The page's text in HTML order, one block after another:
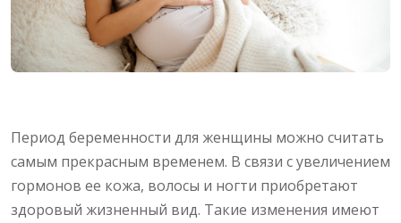
Период беременности для женщины можно считать
самым прекрасным временем. В связи с увеличением
гормонов ее кожа, волосы и ногти приобретают
здоровый жизненный вид. Такие изменения имеют